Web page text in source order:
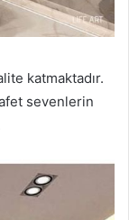
katmaktadır.
sevenlerin